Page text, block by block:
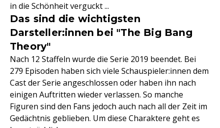
in die Schönheit verguckt ...
Das sind die wichtigsten
Darsteller:innen bei "The Big Bang
Theory"
Nach 12 Staffeln wurde die Serie 2019 beendet. Bei
279 Episoden haben sich viele Schauspieler:innen dem
Cast der Serie angeschlossen oder haben ihn nach
einigen Auftritten wieder verlassen. So manche
Figuren sind den Fans jedoch auch nach all der Zeit im
Gedächtnis geblieben. Um diese Charaktere geht es